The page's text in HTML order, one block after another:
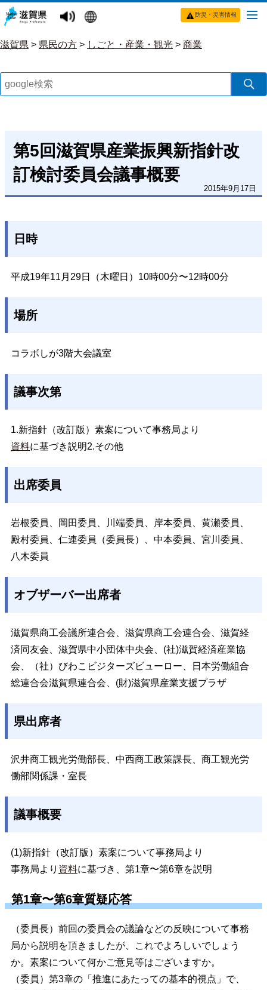
防災・災害情報
滋賀県 > 県民の方 > しごと・産業・観光 > 商業
第5回滋賀県産業振興新指針改
訂検討委員会議事概要
2015年9月17日
日時
平成19年11月29日（木曜日）10時00分〜12時00分
場所
コラボしが3階大会議室
議事次第
1.新指針（改訂版）素案について事務局より
資料に基づき説明2.その他
出席委員
岩根委員、岡田委員、川端委員、岸本委員、黄瀬委員、
殿村委員、仁連委員（委員長）、中本委員、宮川委員、
八木委員
オブザーバー出席者
滋賀県商工会議所連合会、滋賀県商工会連合会、滋賀経
済同友会、滋賀県中小団体中央会、(社)滋賀経済産業協
会、（社）びわこビジターズビューロー、日本労働組合
総連合会滋賀県連合会、(財)滋賀県産業支援プラザ
県出席者
沢井商工観光労働部長、中西商工政策課長、商工観光労
働部関係課・室長
議事概要
(1)新指針（改訂版）素案について事務局より
事務局より 資料に基づき、第1章〜第6章を説明
第1章〜第6章質疑応答
（委員長）前回の委員会の議論などの反映について事務
局から説明を頂きましたが、これでよろしいでしょう
か。素案について何かご意見等はございますか。
（委員）第3章の「推進にあたっての基本的視点」で、